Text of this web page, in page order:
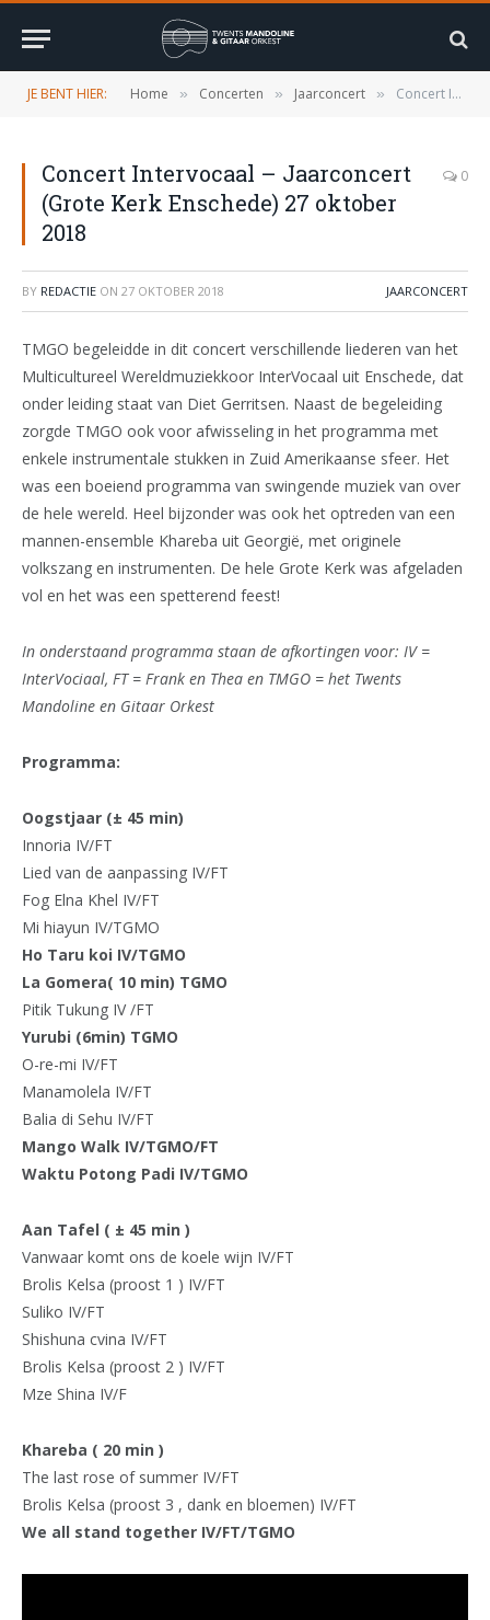
JE BENT HIER: Home » Concerten » Jaarconcert » Concert Intervocaal – Jaarconcert (Grote Kerk Enschede) 27 oktober 2018
Concert Intervocaal – Jaarconcert
(Grote Kerk Enschede) 27 oktober
2018
0
BY REDACTIE ON 27 OKTOBER 2018 JAARCONCERT
TMGO begeleidde in dit concert verschillende liederen van het
Multicultureel Wereldmuziekkoor InterVocaal uit Enschede, dat
onder leiding staat van Diet Gerritsen. Naast de begeleiding
zorgde TMGO ook voor afwisseling in het programma met
enkele instrumentale stukken in Zuid Amerikaanse sfeer. Het
was een boeiend programma van swingende muziek van over
de hele wereld. Heel bijzonder was ook het optreden van een
mannen-ensemble Khareba uit Georgië, met originele
volkszang en instrumenten. De hele Grote Kerk was afgeladen
vol en het was een spetterend feest!
In onderstaand programma staan de afkortingen voor: IV =
InterVociaal, FT = Frank en Thea en TMGO = het Twents
Mandoline en Gitaar Orkest
Programma:
Oogstjaar (± 45 min)
Innoria IV/FT
Lied van de aanpassing IV/FT
Fog Elna Khel IV/FT
Mi hiayun IV/TGMO
Ho Taru koi IV/TGMO
La Gomera( 10 min) TGMO
Pitik Tukung IV /FT
Yurubi (6min) TGMO
O-re-mi IV/FT
Manamolela IV/FT
Balia di Sehu IV/FT
Mango Walk IV/TGMO/FT
Waktu Potong Padi IV/TGMO
Aan Tafel ( ± 45 min )
Vanwaar komt ons de koele wijn IV/FT
Brolis Kelsa (proost 1 ) IV/FT
Suliko IV/FT
Shishuna cvina IV/FT
Brolis Kelsa (proost 2 ) IV/FT
Mze Shina IV/F
Khareba ( 20 min )
The last rose of summer IV/FT
Brolis Kelsa (proost 3 , dank en bloemen) IV/FT
We all stand together IV/FT/TGMO